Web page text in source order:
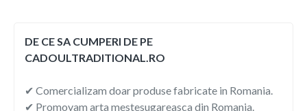
DE CE SA CUMPERI DE PE
CADOULTRADITIONAL.RO
✔ Comercializam doar produse fabricate in Romania.
✔ Promovam arta mestesugareasca din Romania.